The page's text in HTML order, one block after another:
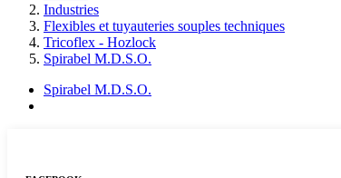
Industries
Flexibles et tuyauteries souples techniques
Tricoflex - Hozlock
Spirabel M.D.S.O.
Spirabel M.D.S.O.